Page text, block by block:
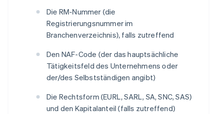
Die RM-Nummer (die
Registrierungsnummer im
Branchenverzeichnis), falls zutreffend
Den NAF-Code (der das hauptsächliche
Tätigkeitsfeld des Unternehmens oder
der/des Selbstständigen angibt)
Die Rechtsform (EURL, SARL, SA, SNC, SAS)
und den Kapitalanteil (falls zutreffend)